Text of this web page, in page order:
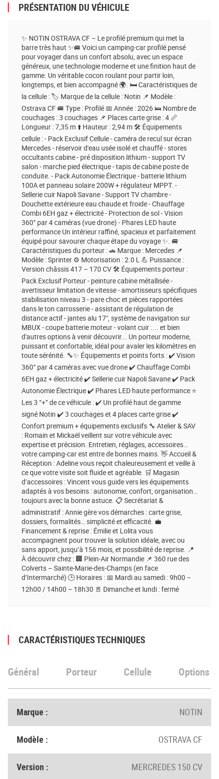
PRÉSENTATION DU VÉHICULE
✨ NOTIN OSTRAVA CF – Le profilé premium qui met la
barre très haut ✨🚐 Voici un camping-car profilé pensé
pour voyager dans un confort absolu, avec un espace
généreux, une technologie moderne et une finition haut de
gamme. Un véritable cocon roulant pour partir loin,
longtemps, et bien accompagné 🌍. 🛏️ Caractéristiques de
la cellule : 🏷️ Marque de la cellule : Notin 📌 Modèle :
Ostrava CF 🚐 Type : Profilé 📅 Année : 2026 🛌 Nombre de
couchages : 3 couchages 📌 Places carte grise : 4 📏
Longueur : 7,35 m ⬆️ Hauteur : 2,94 m 🛠️ Équipements
cellule : - Pack Exclusif Cellule - caméra de recul sur écran
Mercedes - réservoir d'eau usée isolé et chauffé - stores
occultants cabine - pré disposition lithium - support TV
salon - marche pied électrique - tapis de cabine poste de
conduite. - Pack Autonomie Électrique - batterie lithium
100A et panneau solaire 200W + régulateur MPPT. -
Sellerie cuir Napoli Savane - Support TV chambre -
Douchette extérieure eau chaude et froide - Chauffage
Combi 6EH gaz + électricité - Protection de sol - Vision
360° par 4 caméras (vue drone) - Phares LED haute
performance Un intérieur raffiné, spacieux et parfaitement
équipé pour savourer chaque étape du voyage ✨. 🚐
Caractéristiques du porteur : 🚗 Marque : Mercedes 📌
Modèle : Sprinter ⚙️ Motorisation : 2.0 L 💪 Puissance :
Version châssis 417 – 170 CV 🛠️ Équipements porteur :
Pack Exclusif Porteur - peinture cabine métallisée -
avertisseur limitation de vitesse - amortisseurs spécifiques
stabilisation niveau 3 - pare choc et pièces rapportées
dans le ton carrosserie - assistant de régulation de
distance actif - jantes alu 17", système de navigation sur
MBUX - coupe batterie moteur - volant cuir .... et bien
d'autres options à venir découvrir... Un porteur moderne,
puissant et confortable, idéal pour avaler les kilomètres en
toute sérénité. 🔧✨ Équipements et points forts : ✔️ Vision
360° par 4 caméras avec vue drone ✔️ Chauffage Combi
6EH gaz + électricité ✔️ Sellerie cuir Napoli Savane ✔️ Pack
Autonomie Électrique ✔️ Phares LED haute performance ⭐
Les 3 “+” de ce véhicule : ✔️ Un profilé haut de gamme
signé Notin ✔️ 3 couchages et 4 places carte grise ✔️
Confort premium + équipements exclusifs 🔧 Atelier & SAV
: Romain et Mickaël veillent sur votre véhicule avec
expertise et précision. Entretien, réglages, accessoires…
votre camping-car est entre de bonnes mains. 👋 Accueil &
Réception : Adeline vous reçoit chaleureusement et veille à
ce que votre visite soit fluide et agréable. 🛒 Magasin
d’accessoires : Vincent vous guide vers les équipements
adaptés à vos besoins : autonomie, confort, organisation…
toujours avec la bonne astuce. 📋 Secrétariat &
administratif : Annie gère vos démarches : carte grise,
dossiers, formalités… simplicité et efficacité. 💼
Financement & reprise : Émilie et Lolita vous
accompagnent pour trouver la solution idéale, avec ou
sans apport, jusqu’à 156 mois, et possibilité de reprise. 📍
À découvrir chez : 🏢 Plein-Air Normandie 📌 360 rue des
Colverts – Sainte-Marie-des-Champs (en face
d’Intermarché) 🕒 Horaires : 📅 Mardi au samedi : 9h00 –
12h00 / 14h00 – 18h30 🚪 Dimanche et lundi : fermé
CARACTÉRISTIQUES TECHNIQUES
Général Porteur Cellule Options
Marque : NOTIN
Modèle : OSTRAVA CF
Version : MERCREDES 150 CV